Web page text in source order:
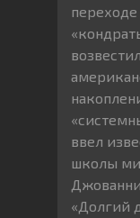
ввел
школы
«Долгий